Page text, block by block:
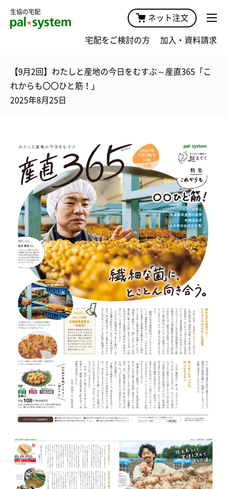
生協の宅配
ネット注文
宅配をご検討の方 加入・資料請求
【9月2回】わたしと産地の今日をむすぶ～産直365「こ
れからも〇〇ひと筋！」
2025年8月25日